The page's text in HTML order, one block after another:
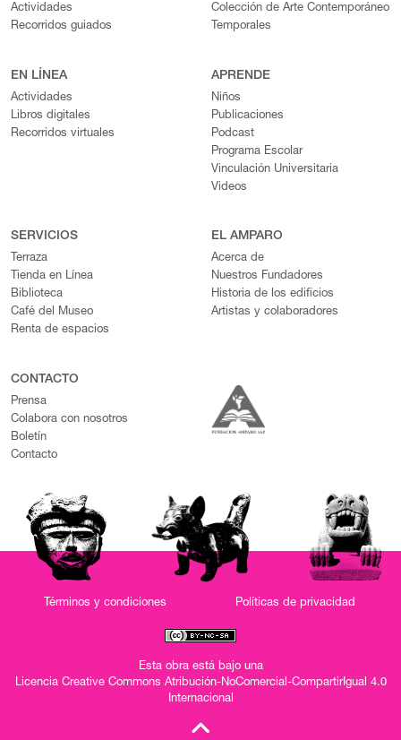
Actividades
Recorridos guiados
Colección de Arte Contemporáneo
Temporales
EN LÍNEA
Actividades
Libros digitales
Recorridos virtuales
APRENDE
Niños
Publicaciones
Podcast
Programa Escolar
Vinculación Universitaria
Videos
SERVICIOS
Terraza
Tienda en Línea
Biblioteca
Café del Museo
Renta de espacios
EL AMPARO
Acerca de
Nuestros Fundadores
Historia de los edificios
Artistas y colaboradores
CONTACTO
Prensa
Colabora con nosotros
Boletín
Contacto
Términos y condiciones Políticas de privacidad
Esta obra está bajo una
Licencia Creative Commons Atribución-NoComercial-CompartirIgual 4.0
Internacional